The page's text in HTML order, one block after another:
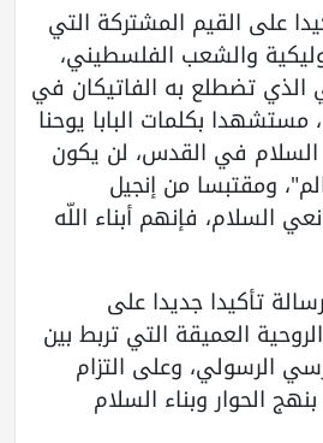
على القيم المشتركة التي
والشعب الفلسطيني،
الذي تضطلع به الفاتيكان في
بكلمات البابا يوحنا
السلام في القدس، لن يكون
ومقتبسا من إنجيل
السلام، فإنهم أبناء اللّه
تأكيدا جديدا على
العميقة التي تربط بين
الرسولي، وعلى التزام
الحوار وبناء السلام